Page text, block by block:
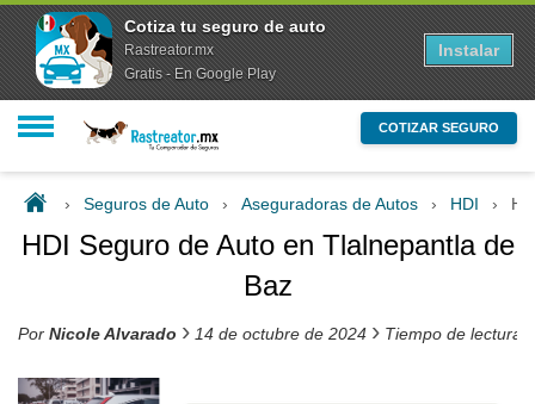
COTIZAR SEGURO
› Seguros de Auto › Aseguradoras de Autos › HDI ›
HDI Seguro de Auto en Tlalnepantla de
Baz
Por Nicole Alvarado › 14 de octubre de 2024 › Tiempo de lectura
Cotiza tu seguro de auto
Rastreator.mx
Gratis - En Google Play
Instalar